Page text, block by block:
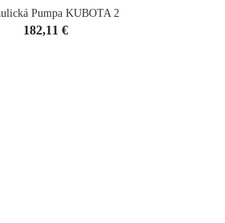
Pumpa KUBOTA 2
Cena
182,11 €